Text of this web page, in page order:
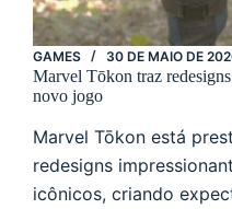
GAMES 30 DE MAIO DE
Marvel Tōkon traz
novo jogo
Marvel Tōkon está
redesigns
icônicos, criando